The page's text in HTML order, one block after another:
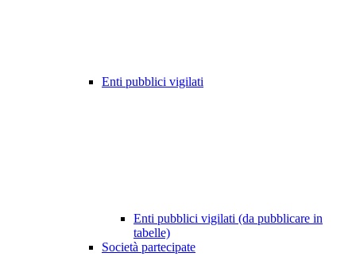
Enti pubblici vigilati
Enti pubblici vigilati (da pubblicare in
tabelle)
Società partecipate